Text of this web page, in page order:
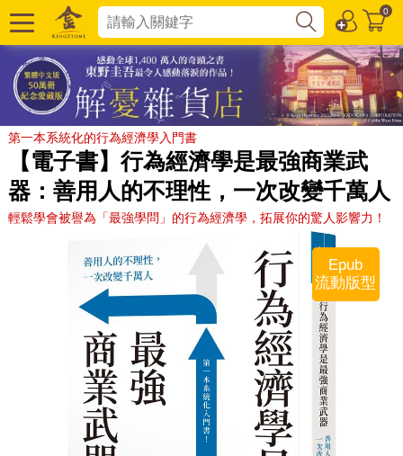
0
第一本系統化的行為經濟學入門書
【電子書】行為經濟學是最強商業武
器：善用人的不理性，一次改變千萬人
輕鬆學會被譽為「最強學問」的行為經濟學，拓展你的驚人影響力！
Epub
流動版型